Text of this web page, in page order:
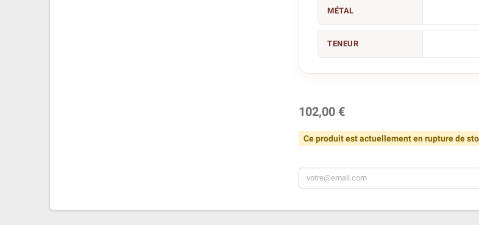
MÉTAL
TENEUR
102,00 €
Ce produit est actuellement en rupture de